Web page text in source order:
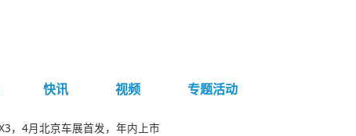
快讯 视频 专题活动
，4月北京车展首发，年内上市